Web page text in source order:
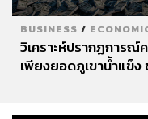
BUSINESS /
วิเคราะห์ปรากฏการณ์
เพียงยอดภูเขาน้ำแข็